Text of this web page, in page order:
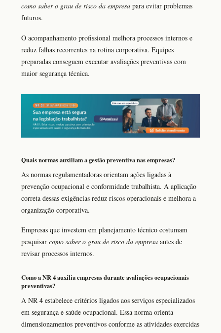
como saber o grau de risco da empresa para evitar problemas
futuros.
O acompanhamento profissional melhora processos internos e
reduz falhas recorrentes na rotina corporativa. Equipes
preparadas conseguem executar avaliações preventivas com
maior segurança técnica.
Quais normas auxiliam a gestão preventiva nas empresas?
As normas regulamentadoras orientam ações ligadas à
prevenção ocupacional e conformidade trabalhista. A aplicação
correta dessas exigências reduz riscos operacionais e melhora a
organização corporativa.
Empresas que investem em planejamento técnico costumam
pesquisar como saber o grau de risco da empresa antes de
revisar processos internos.
Como a NR 4 auxilia empresas durante avaliações ocupacionais
preventivas?
A NR 4 estabelece critérios ligados aos serviços especializados
em segurança e saúde ocupacional. Essa norma orienta
dimensionamentos preventivos conforme as atividades exercidas